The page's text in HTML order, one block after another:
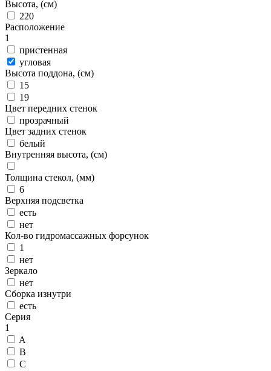
Высота, (см)
220
Расположение
1
пристенная
угловая
Высота поддона, (см)
15
19
Цвет передних стенок
прозрачный
Цвет задних стенок
белый
Внутренняя высота, (см)
Толщина стекол, (мм)
6
Верхняя подсветка
есть
нет
Кол-во гидромассажных форсунок
1
нет
Зеркало
нет
Сборка изнутри
есть
Серия
1
A
B
C